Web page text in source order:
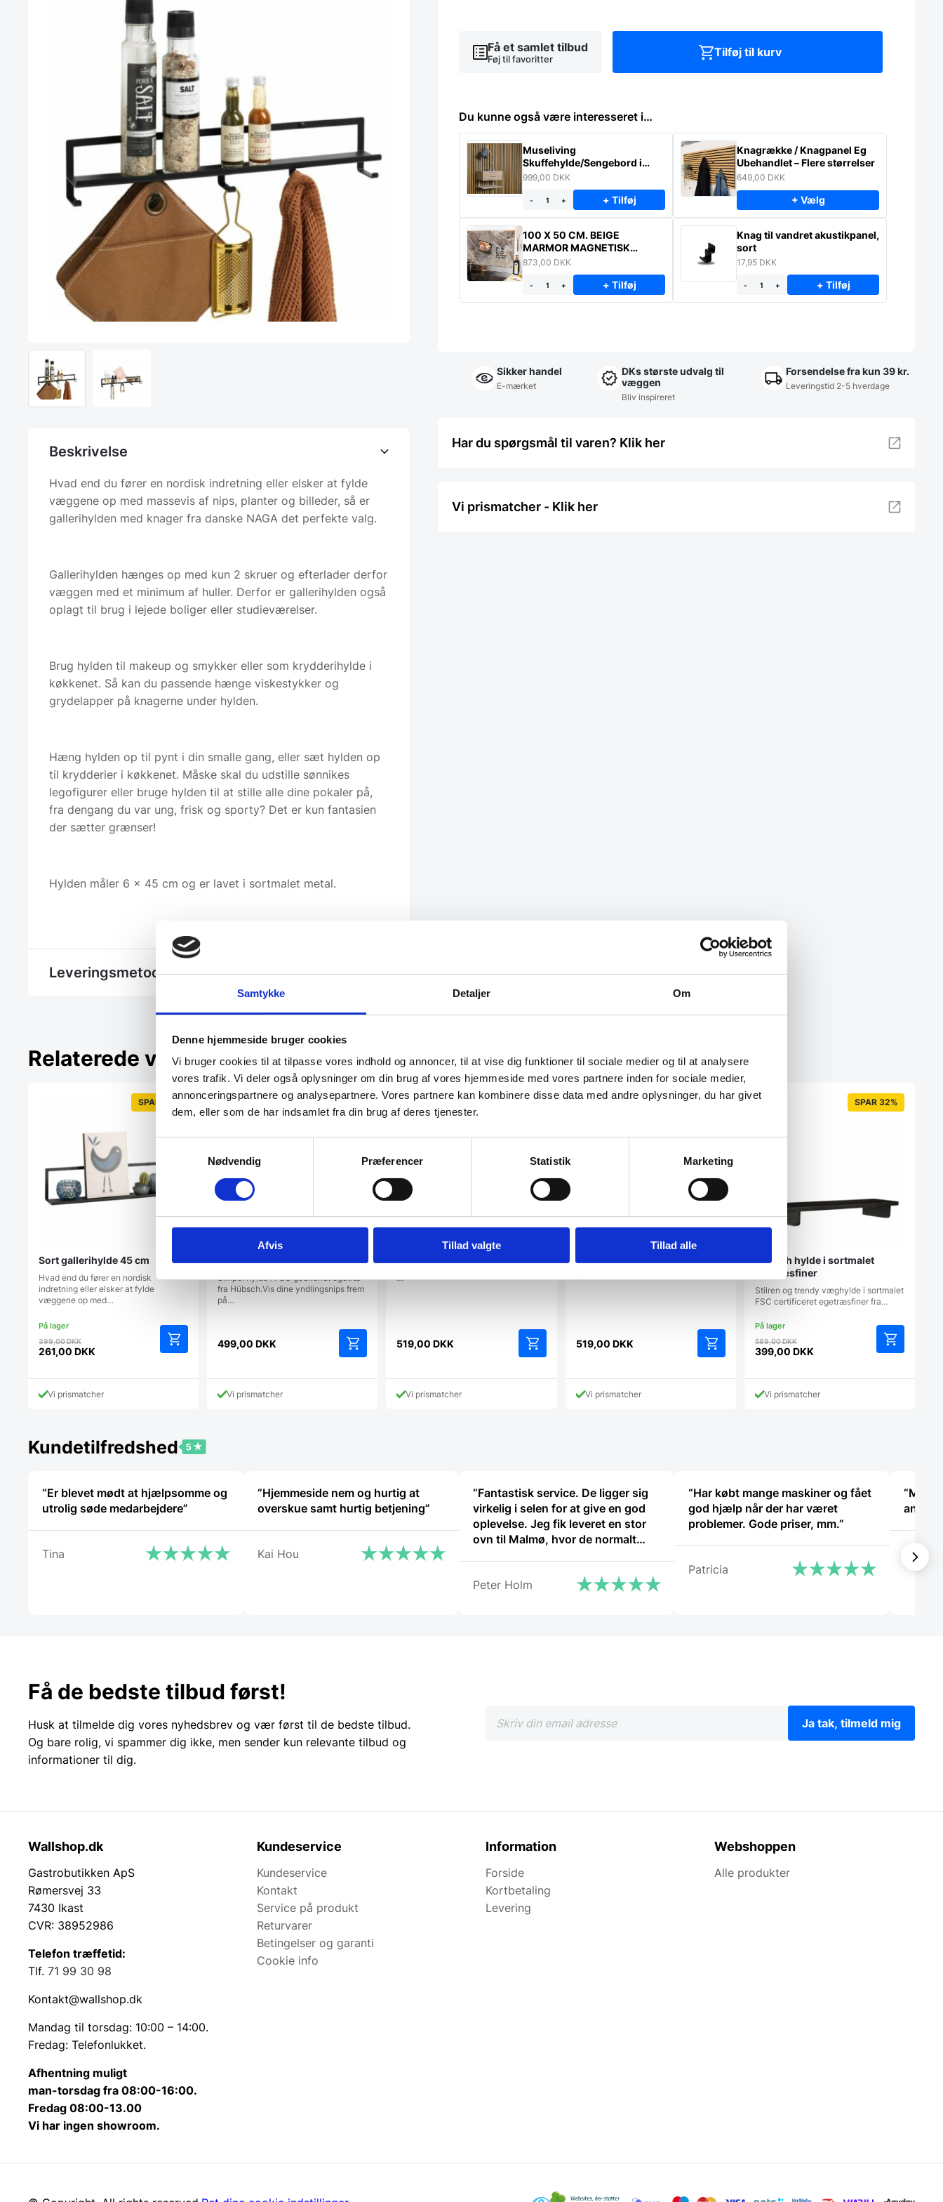
Samtykke Detaljer Om
Denne hjemmeside bruger cookies
Vi bruger cookies til at tilpasse vores indhold og annoncer, til at vise dig funktioner til sociale medier og til at analysere
vores trafik. Vi deler også oplysninger om din brug af vores hjemmeside med vores partnere inden for sociale medier,
annonceringspartnere og analysepartnere. Vores partnere kan kombinere disse data med andre oplysninger, du har givet
dem, eller som de har indsamlet fra din brug af deres tjenester.
Nødvendig
Præferencer Statistik Marketing
Afvis Tillad valgte Tillad alle
Beskrivelse
Hvad end du fører en nordisk indretning eller elsker at fylde
væggene op med massevis af nips, planter og billeder, så er
gallerihylden med knager fra danske NAGA det perfekte valg.
Gallerihylden hænges op med kun 2 skruer og efterlader derfor
væggen med et minimum af huller. Derfor er gallerihylden også
oplagt til brug i lejede boliger eller studieværelser.
Brug hylden til makeup og smykker eller som krydderihylde i
køkkenet. Så kan du passende hænge viskestykker og
grydelapper på knagerne under hylden.
Hæng hylden op til pynt i din smalle gang, eller sæt hylden op
til krydderier i køkkenet. Måske skal du udstille sønnikes
legofigurer eller bruge hylden til at stille alle dine pokaler på,
fra dengang du var ung, frisk og sporty? Det er kun fantasien
der sætter grænser!
Hylden måler 6 x 45 cm og er lavet i sortmalet metal.
Leveringsmetode
Få et samlet tilbud
Føj til favoritter Tilføj til kurv
Du kunne også være interesseret i…
Museliving
Skuffehylde/Sengebord i
massiv eg
999,00 DKK
- + + Tilføj
100 X 50 CM. BEIGE
MARMOR MAGNETISK
STÆNKPLADE
873,00 DKK
- + + Tilføj
Knagrække / Knagpanel Eg
Ubehandlet – Flere størrelser
649,00 DKK
+ Vælg
Knag til vandret akustikpanel,
sort
17,95 DKK
- + + Tilføj
Sikker handel
E-mærket
DKs største udvalg til
væggen
Bliv inspireret
Forsendelse fra kun 39 kr.
Leveringstid 2-5 hverdage
Har du spørgsmål til varen? Klik her
Vi prismatcher - Klik her
Relaterede varer
SPAR 35%
Sort gallerihylde 45 cm
Hvad end du fører en nordisk
indretning eller elsker at fylde
væggene op med…
399,00DKKDen
oprindelige
var:
399,00 DKK.
261,00 DKK
aktuelle
pris
er:Vi prismatcher
Simpel hylde i FSC godkendt egetræ
fra Hübsch.Vis dine yndlingsnips frem
på…
499,00DKK
Vi prismatcher
Preform alba smoked hylde 22
vægmonteres med læderstropper.Mål:
…
519,00DKK
Vi prismatcher
vægmonteres med læderstropper.Mål:
…
519,00 DKK
Vi prismatcher
SPAR 32%
Hübsch hylde i sortmalet
egetræsfiner
Stilren og trendy væghylde i sortmalet
FSC certificeret egetræsfiner fra…
589,00DKKDen
oprindelige
var:
589,00 DKK.
399,00 DKK
aktuelle
pris
er:Vi prismatcher
Kundetilfredshed
“Er blevet mødt at hjælpsomme og
utrolig søde medarbejdere”
Tina
“Hjemmeside nem og hurtig at
overskue samt hurtig betjening”
Kai Hou
“Fantastisk service. De ligger sig
virkelig i selen for at give en god
oplevelse. Jeg fik leveret en stor
ovn til Malmø, hvor de normalt
anbefale Gastrobutikken – som
Peter Holm
“Har købt mange maskiner og fået
god hjælp når der har været
problemer. Gode priser, mm.”
Patricia
Ole
Få de bedste tilbud først!
Husk at tilmelde dig vores nyhedsbrev og vær først til de bedste tilbud.
Og bare rolig, vi spammer dig ikke, men sender kun relevante tilbud og
informationer til dig.
Ja tak, tilmeld mig
Wallshop.dk
Gastrobutikken ApS
Rømersvej 33
7430 Ikast
CVR: 38952986
Telefon træffetid:
Tlf. 71 99 30 98
Kontakt@wallshop.dk
Mandag til torsdag: 10:00 – 14:00.
Fredag: Telefonlukket.
Afhentning muligt
man-torsdag fra 08:00-16:00.
Fredag 08:00-13.00
Vi har ingen showroom.
Kundeservice
Kundeservice
Kontakt
Service på produkt
Returvarer
Betingelser og garanti
Cookie info
Information
Forside
Kortbetaling
Levering
Webshoppen
Alle produkter